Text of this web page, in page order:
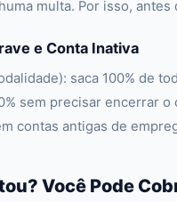
multa. Por isso,
e Conta Inativa
saca 100% de
sem precisar encerrar
contas antigas de
Você Pode